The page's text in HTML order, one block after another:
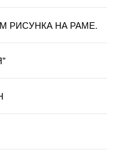
РИСУНКА НА РАМЕ.